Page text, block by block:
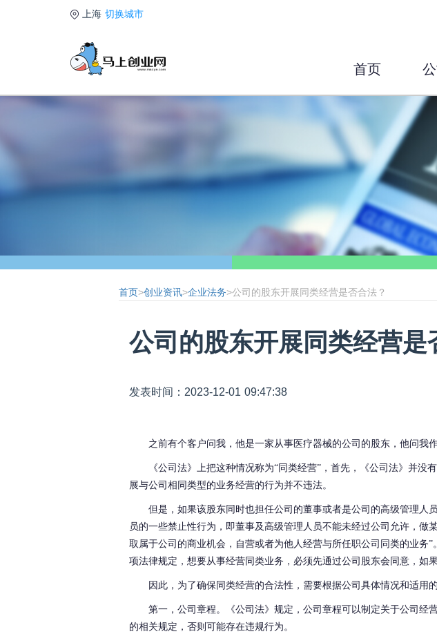
上海 切换城市
首页
首页>创业资讯>企业法务>公司的股东开展同类经营是否合法？
公司的股东开展同类经营是
发表时间：2023-12-01 09:47:38
之前有个客户问我，他是一家从事医疗器械的公司的股东，他问我
《公司法》上把这种情况称为“同类经营”，首先， 《公司法》并没
展与公司相同类型的业务经营的行为并不违法。
但是，如果该股东 同时也担任公司的董事或者是公司的高级管理人员
员的一些禁止性行为， 即董事及高级管理人员不能未经过公司允许，做某
取属于公司的商业机会，自营或者为他人经营与所任职公司同类的业务”
项法律规定， 想要从事经营同类业务，必须先通过公司股东会同意，如
因此， 为了确保 同类经营的合法性 ， 需要根据公司 具体情况和适用
第一， 公司章程。《公司法》规定， 公司章程可以制定关于公司 经
的相关规定，否则可能存在违规行为。